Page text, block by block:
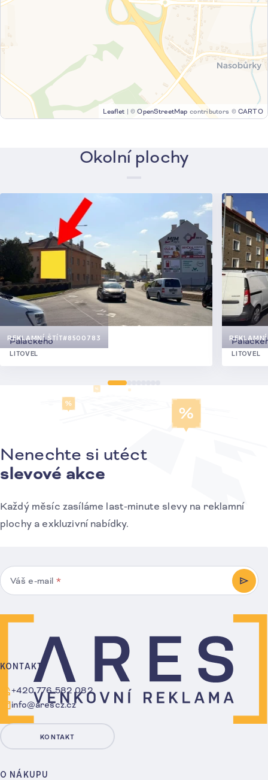
Leaflet | ©OpenStreetMap contributors © CARTO
Okolní plochy
REKLAMNÍ ŠTÍT#8500783
Palackého
LITOVEL LITOVEL
Přihlášení k odběru novinek
Nenechte si utéct
slevové akce
Každý měsíc zasíláme last-minute slevy na reklamní
plochy a exkluzivní nabídky.
Váš e-mail *
O NÁKUPU
KONTAKT
+420 776 582 082
info@arescz.cz
KONTAKT